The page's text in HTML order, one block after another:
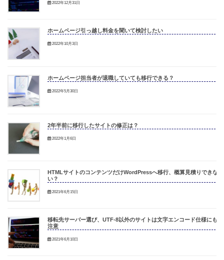
2022年12月31日
ホームページ引っ越し料金を聞いて検討したい
2022年10月3日
ホームページ担当者が退職していても移行できる？
2022年5月30日
2年半前に移行したサイトの修正は？
2022年1月6日
HTMLサイトのコンテンツだけWordPressへ移行、概算見積りできな
い？
2021年6月15日
移転先サーバー選び、UTF-8以外のサイトは文字エンコード仕様にも
注意
2021年6月10日